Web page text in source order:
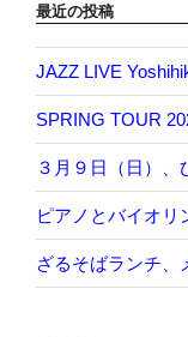
最近の投稿
JAZZ LIVE
SPRING TOUR
３月９日（日）、
ピアノとバイオリ
ざるそばランチ、